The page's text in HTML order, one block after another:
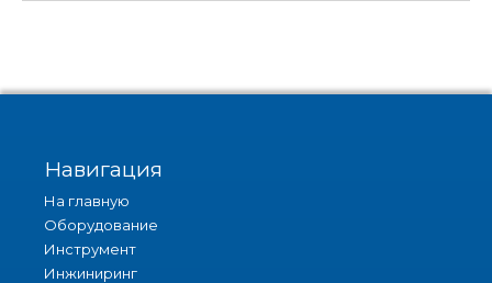
Навигация
На главную
Оборудование
Инструмент
Инжиниринг